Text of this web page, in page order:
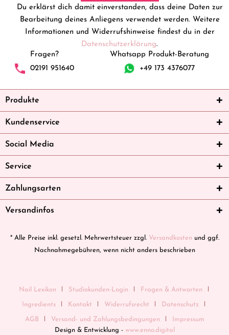
Du erklärst dich damit einverstanden, dass deine Daten zur
Bearbeitung deines Anliegens verwendet werden. Weitere
Informationen und Widerrufshinweise findest du in der
Datenschutzerklärung.
Fragen?
02191 951640
Whatsapp Produkt-Beratung
+49 173 4376077
Produkte
Kundenservice
Social Media
Service
Zahlungsarten
Versandinfos
* Alle Preise inkl. gesetzl. Mehrwertsteuer zzgl. Versandkosten und ggf.
Nachnahmegebühren, wenn nicht anders beschrieben
Nail Lexikon Studiokunden-Login Fragen & Antworten
Ingredients Kontakt Widerrufsrecht Datenschutz
AGB Versand- und Zahlungsbedingungen
Impressum
Design & Entwicklung - www.enno.digital